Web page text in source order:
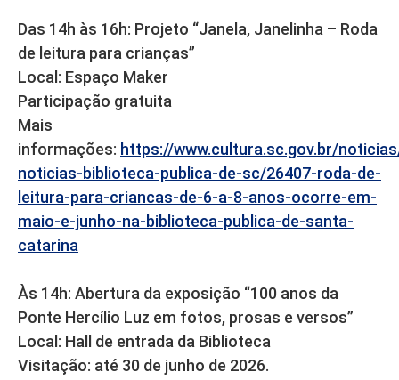
Das 14h às 16h: Projeto “Janela, Janelinha – Roda
de leitura para crianças”
Local: Espaço Maker
Participação gratuita
Mais
informações: https://www.cultura.sc.gov.br/
noticias-biblioteca-publica-de-sc/26407-roda-de-
leitura-para-criancas-de-6-a-8-anos-ocorre-em-
maio-e-junho-na-biblioteca-publica-de-santa-
catarina
Às 14h: Abertura da exposição “100 anos da
Ponte Hercílio Luz em fotos, prosas e versos”
Local: Hall de entrada da Biblioteca
Visitação: até 30 de junho de 2026.